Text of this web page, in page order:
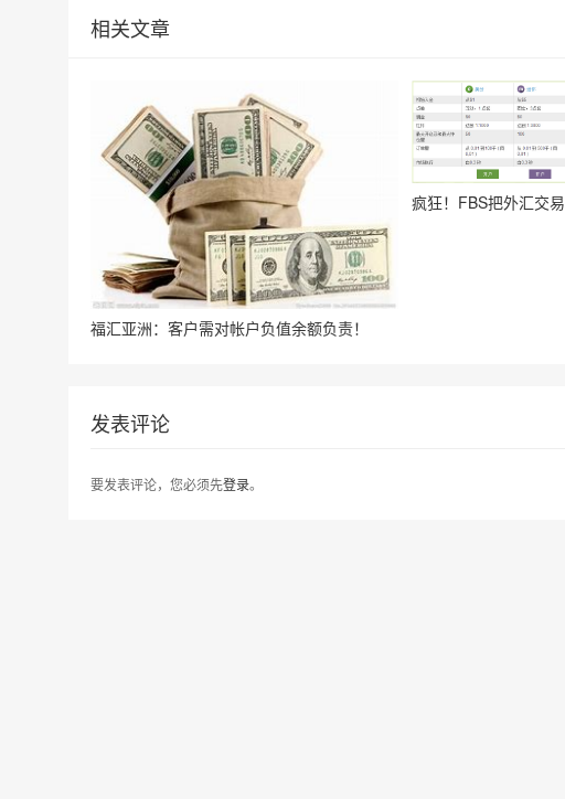
相关文章
福汇亚洲：客户需对帐户负值余额负责！
疯狂！FBS把外汇交
发表评论
要发表评论，您必须先登录。